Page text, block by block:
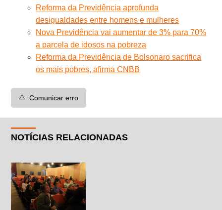
Reforma da Previdência aprofunda
desigualdades entre homens e mulheres
Nova Previdência vai aumentar de 3% para 70%
a parcela de idosos na pobreza
Reforma da Previdência de Bolsonaro sacrifica
os mais pobres, afirma CNBB
⚠️ Comunicar erro
NOTÍCIAS RELACIONADAS